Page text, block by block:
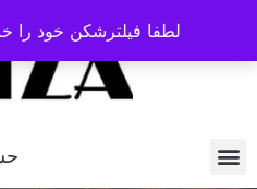
لطفا فیلترشکن خود را